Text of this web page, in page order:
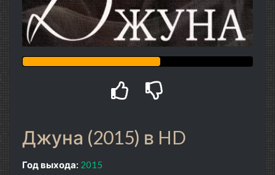
Джуна (2015) в HD
Год выхода: 2015